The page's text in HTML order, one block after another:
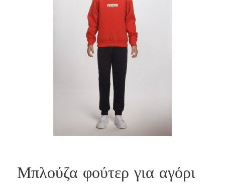
Μπλούζα φούτερ για αγόρι